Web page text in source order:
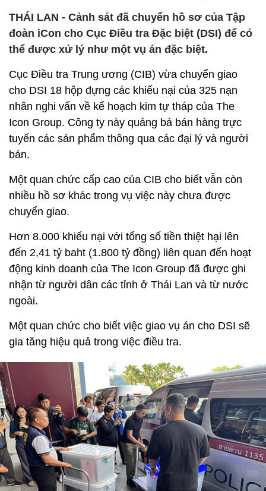
THÁI LAN - Cảnh sát đã chuyển hồ sơ của Tập
đoàn iCon cho Cục Điều tra Đặc biệt (DSI) để có
thể được xử lý như một vụ án đặc biệt.
Cục Điều tra Trung ương (CIB) vừa chuyển giao
cho DSI 18 hộp đựng các khiếu nại của 325 nạn
nhân nghi vấn về kế hoạch kim tự tháp của The
Icon Group. Công ty này quảng bá bán hàng trực
tuyến các sản phẩm thông qua các đại lý và người
bán.
Một quan chức cấp cao của CIB cho biết vẫn còn
nhiều hồ sơ khác trong vụ việc này chưa được
chuyển giao.
Hơn 8.000 khiếu nại với tổng số tiền thiệt hại lên
đến 2,41 tỷ baht (1.800 tỷ đồng) liên quan đến hoạt
động kinh doanh của The Icon Group đã được ghi
nhận từ người dân các tỉnh ở Thái Lan và từ nước
ngoài.
Một quan chức cho biết việc giao vụ án cho DSI sẽ
gia tăng hiệu quả trong việc điều tra.